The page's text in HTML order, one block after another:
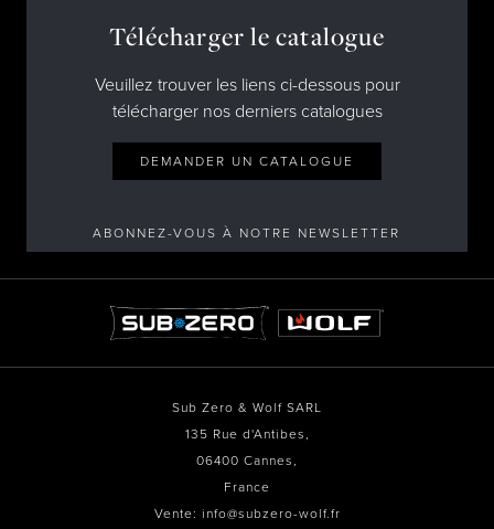
Télécharger le catalogue
Veuillez trouver les liens ci-dessous pour
télécharger nos derniers catalogues
DEMANDER UN CATALOGUE
ABONNEZ-VOUS À NOTRE NEWSLETTER
Sub Zero & Wolf SARL
135 Rue d'Antibes,
06400 Cannes,
France
Vente: info@subzero-wolf.fr